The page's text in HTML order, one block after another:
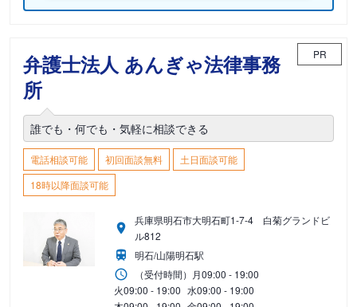
弁護士法人 あんぎゃ法律事務
所
PR
誰でも・何でも・気軽に相談できる
電話相談可能 初回面談無料
土日面談可能
18時以降面談可能
兵庫県明石市大明石町1-7-4 白菊グランドビ
ル812
明石/山陽明石駅
（受付時間） 月09:00 - 19:00
火09:00 - 19:00 水09:00 - 19:00